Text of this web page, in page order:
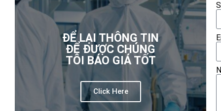
ĐỂ LẠI THÔNG TIN
ĐỂ ĐƯỢC CHÚNG
TÔI BÁO GIÁ TỐT
Click Here